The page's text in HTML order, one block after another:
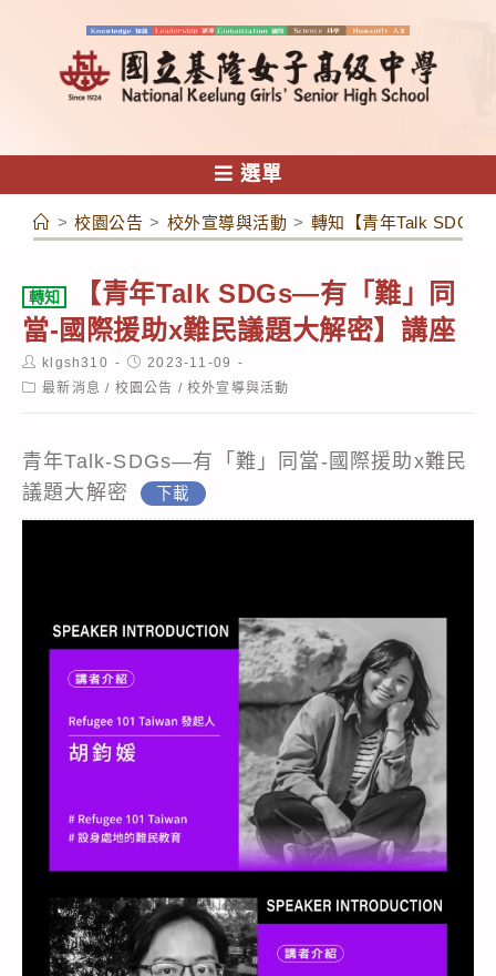
容
選單
> 校園公告 > 校外宣導與活動 > 轉知【青年Talk
轉知
【青年Talk SDGs—有「難」同
當-國際援助x難民議題大解密】講座
Post
author:
klgsh310
Post
published:
2023-11-09
Post最新消息 / 校園公告 / 校外宣導與活動
青年Talk-SDGs—有「難」同當-國際援助x難民
議題大解密
下載